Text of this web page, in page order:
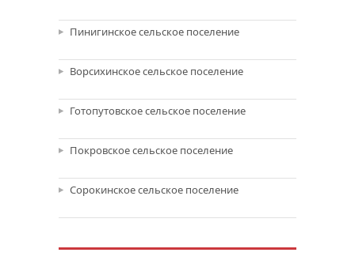
Пинигинское сельское поселение
Ворсихинское сельское поселение
Готопутовское сельское поселение
Покровское сельское поселение
Сорокинское сельское поселение